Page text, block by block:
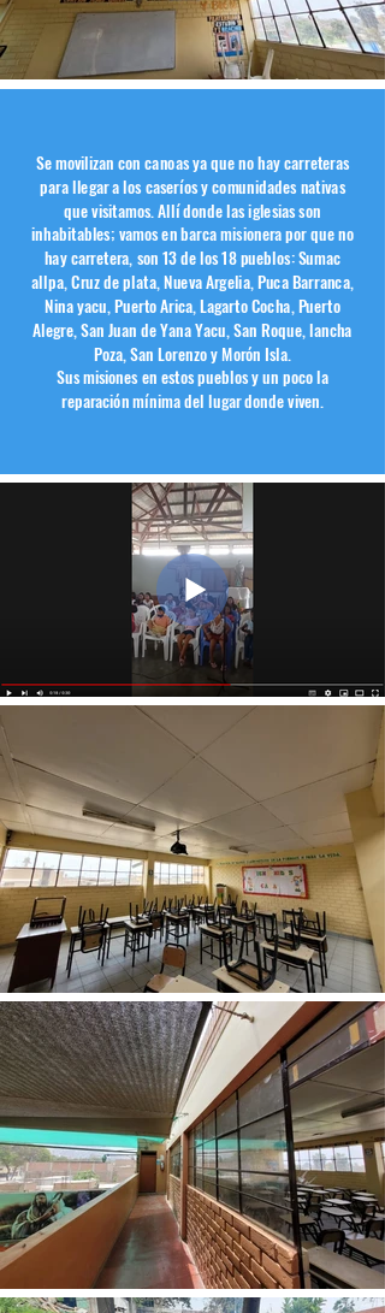
Se movilizan con canoas ya que no hay carreteras
para llegar a los caseríos y comunidades nativas
que visitamos. Allí donde las iglesias son
inhabitables; vamos en barca misionera por que no
hay carretera, son 13 de los 18 pueblos: Sumac
allpa, Cruz de plata, Nueva Argelia, Puca Barranca,
Nina yacu, Puerto Arica, Lagarto Cocha, Puerto
Alegre, San Juan de Yana Yacu, San Roque, lancha
Poza, San Lorenzo y Morón Isla.
Sus misiones en estos pueblos y un poco la
reparación mínima del lugar donde viven.